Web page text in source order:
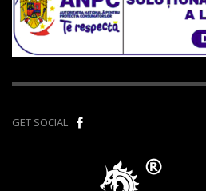
GET SOCIAL